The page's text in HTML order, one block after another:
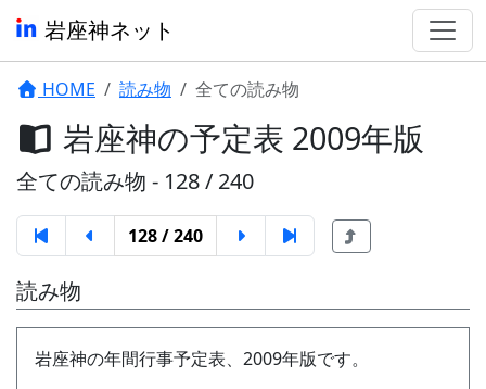
岩座神ネット
HOME 読み物 全ての読み物
岩座神の予定表 2009年版
全ての読み物 - 128 / 240
128 / 240
読み物
岩座神の年間行事予定表、2009年版です。